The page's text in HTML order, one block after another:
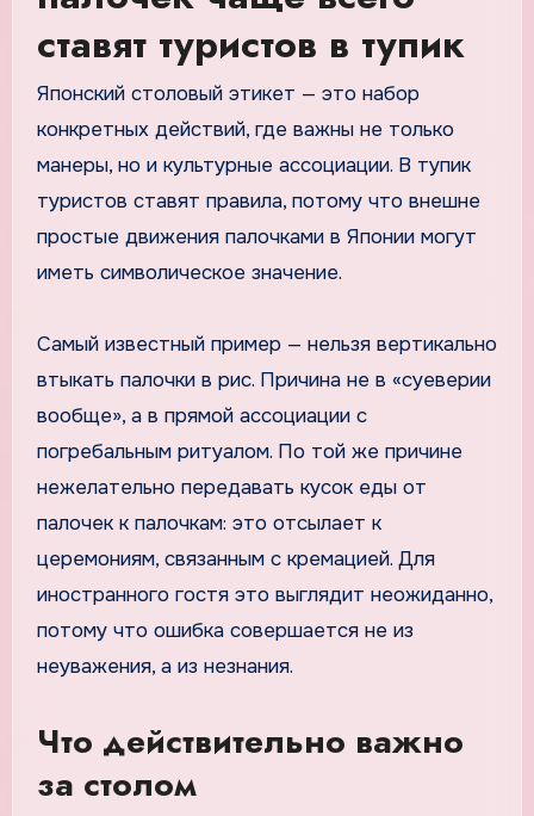
ставят туристов в тупик
Японский столовый этикет — это набор
конкретных действий, где важны не только
манеры, но и культурные ассоциации. В тупик
туристов ставят правила, потому что внешне
простые движения палочками в Японии могут
иметь символическое значение.
Самый известный пример — нельзя вертикально
втыкать палочки в рис. Причина не в «суеверии
вообще», а в прямой ассоциации с
погребальным ритуалом. По той же причине
нежелательно передавать кусок еды от
палочек к палочкам: это отсылает к
церемониям, связанным с кремацией. Для
иностранного гостя это выглядит неожиданно,
потому что ошибка совершается не из
неуважения, а из незнания.
Что действительно важно
за столом